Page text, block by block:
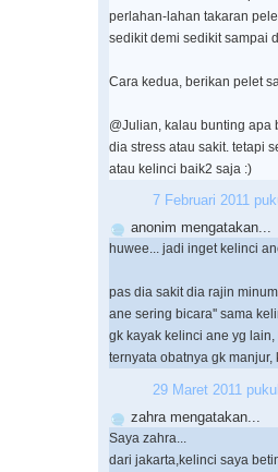
perlahan-lahan takaran
sedikit demi sedikit sampai
Cara kedua, berikan pelet
@Julian, kalau bunting
dia stress atau sakit. tetapi
atau kelinci baik2 saja :)
7 Februari 2011
anonim mengatakan...
huwee... jadi inget kelinci
pas dia sakit dia rajin
ane sering bicara'' sama
gk kayak kelinci ane yg
ternyata obatnya gk
29 Maret 2011
zahra mengatakan...
Saya zahra...
dari jakarta,kelinci saya